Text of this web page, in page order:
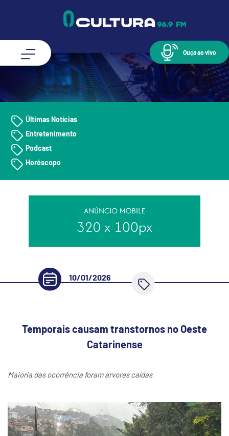
Ouça ao vivo
Últimas Notícias
Entretenimento
Podcast
Horóscopo
10/01/2026
Temporais causam transtornos no Oeste
Catarinense
Maioria das ocorrência foram arvores caídas